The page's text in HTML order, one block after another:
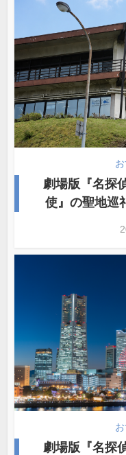
劇場版『名探
使』の聖地巡
劇場版『名探